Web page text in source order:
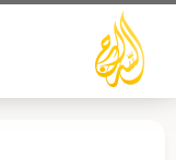
تخطي
المحتوى